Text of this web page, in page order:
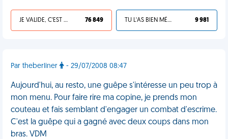
JE VALIDE, C'EST UNE VDM 76 849 TU L'AS BIEN MÉRITÉ 9 981
Par theberliner - 29/07/2008 08:47
Aujourd'hui, au resto, une guêpe s'intéresse un peu trop à
mon menu. Pour faire rire ma copine, je prends mon
couteau et fais semblant d'engager un combat d'escrime.
C'est la guêpe qui a gagné avec deux coups dans mon
bras. VDM